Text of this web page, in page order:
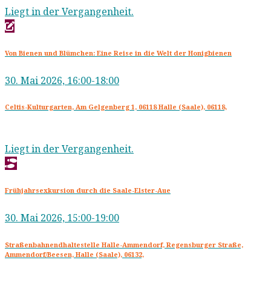
Liegt in der Vergangenheit.
Von Bienen und Blümchen: Eine Reise in die Welt der Honigbienen
30. Mai 2026, 16:00-18:00
Celtis-Kulturgarten, Am Gelgenberg 1, 06118 Halle (Saale), 06118,
Liegt in der Vergangenheit.
Frühjahrsexkursion durch die Saale-Elster-Aue
30. Mai 2026, 15:00-19:00
Straßenbahnendhaltestelle Halle-Ammendorf, Regensburger Straße,
Ammendorf/Beesen, Halle (Saale), 06132,